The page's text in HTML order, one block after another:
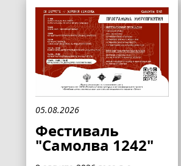
05.08.2026
Фестиваль
"Самолва 1242"